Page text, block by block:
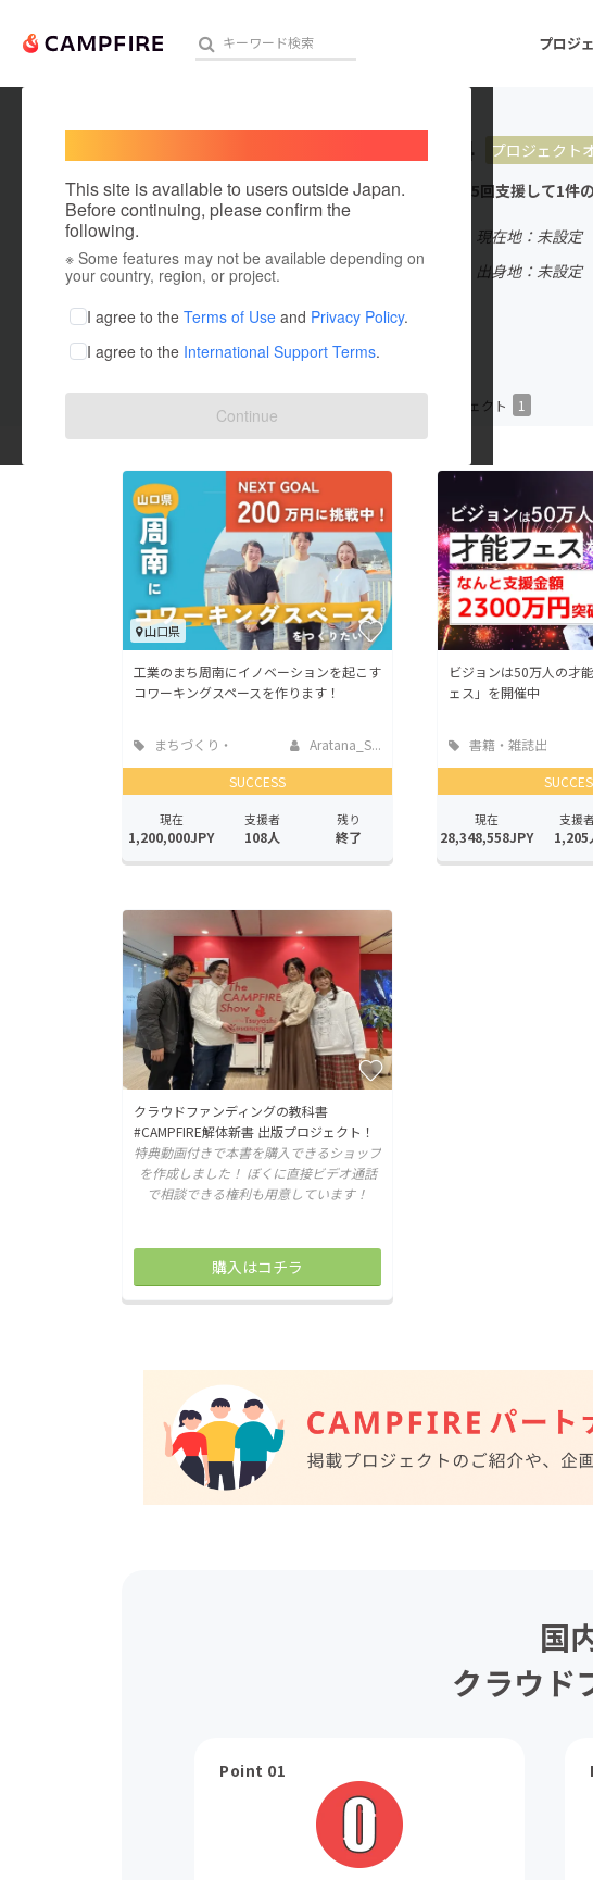
プロジ
人気のプロジェクト 注目のリターン
アート・写真 音楽
テクノロジー・ガジェット
映像・映画
ビジネス・起業
チャレンジ
まちづくり・地域活性化
This site is available to users outside Japan.
Before continuing, please confirm the
following.
※ Some features may not be available depending on
your country, region, or project.
I agree to the Terms of Use and Privacy Policy.
I agree to the International Support Terms.
Continue
nagai44
プロジェクト
これまでに5回支援して1件
現在地：未設定
出身国：日本
出身地：未設定
プロジェクト 1
山口県
工業のまち周南にイノベーションを起こす
コワーキングスペースを作ります！
まちづくり・
Aratana_S...
SUCCESS
現在
1,200,000JPY
支援者
108人
残り
終了
ビジョンは50万人の才
ェス」を開催中
書籍・雑誌出
現在
28,348,558JPY
支援
1,205
クラウドファンディングの教科書
#CAMPFIRE解体新書 出版プロジェクト！
特典動画付きで本書を購入できるショップ
を作成しました！ ぼくに直接ビデオ通話
で相談できる権利も用意しています！
購入はコチラ
国
クラウド
Point 01